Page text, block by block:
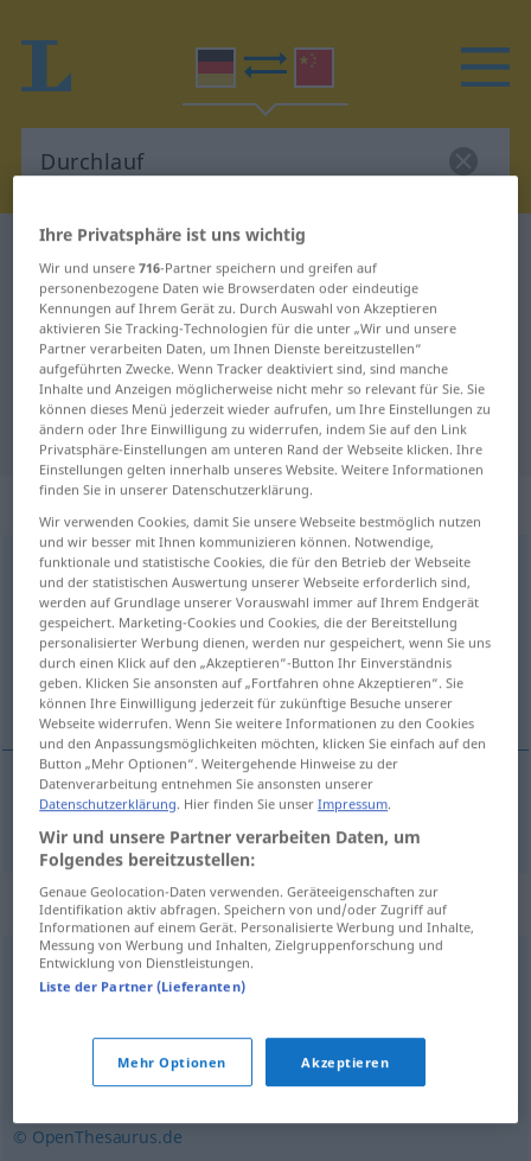
Deutsch-Chinesisch Wörterbuch
Deutsch-Chinesisch Übersetzung
für "Durchlauf"
"Durchlauf" Chinesisch
Übersetzung
„Durchlauf“: Maskulinum
Durchlaufm
Übersicht aller Übersetzungen
(Für mehr Details die Übersetzung anklicken/antippen)
程序
程序[chéngxù] Durchlauf
Synonyme für "Durchlauf"
Durchgang,Drittel (Eishockey)
Durchgang
© OpenThesaurus.de
Ihre Privatsphäre ist uns wichtig
Wir und unsere716-Partner speichern und greifen auf
personenbezogene Daten wie Browserdaten oder eindeutige
Kennungen auf Ihrem Gerät zu. Durch Auswahl von Akzeptieren
aktivieren Sie Tracking-Technologien für die unter „Wir und unsere
Partner verarbeiten Daten, um Ihnen Dienste bereitzustellen“
aufgeführten Zwecke. Wenn Tracker deaktiviert sind, sind manche
Inhalte und Anzeigen möglicherweise nicht mehr so relevant für Sie. Sie
können dieses Menü jederzeit wieder aufrufen, um Ihre Einstellungen zu
ändern oder Ihre Einwilligung zu widerrufen, indem Sie auf den Link
Privatsphäre-Einstellungen am unteren Rand der Webseite klicken. Ihre
Einstellungen gelten innerhalb unseres Website. Weitere Informationen
finden Sie in unserer Datenschutzerklärung.
Wir verwenden Cookies, damit Sie unsere Webseite bestmöglich nutzen
und wir besser mit Ihnen kommunizieren können. Notwendige,
funktionale und statistische Cookies, die für den Betrieb der Webseite
und der statistischen Auswertung unserer Webseite erforderlich sind,
werden auf Grundlage unserer Vorauswahl immer auf Ihrem Endgerät
gespeichert. Marketing-Cookies und Cookies, die der Bereitstellung
personalisierter Werbung dienen, werden nur gespeichert, wenn Sie uns
durch einen Klick auf den „Akzeptieren“-Button Ihr Einverständnis
geben. Klicken Sie ansonsten auf „Fortfahren ohne Akzeptieren“. Sie
können Ihre Einwilligung jederzeit für zukünftige Besuche unserer
Webseite widerrufen. Wenn Sie weitere Informationen zu den Cookies
und den Anpassungsmöglichkeiten möchten, klicken Sie einfach auf den
Button „Mehr Optionen“. Weitergehende Hinweise zu der
Datenverarbeitung entnehmen Sie ansonsten unserer
Datenschutzerklärung. Hier finden Sie unserImpressum.
Wir und unsere Partner verarbeiten Daten, um
Folgendes bereitzustellen:
Genaue Geolocation-Daten verwenden. Geräteeigenschaften zur
Identifikation aktiv abfragen. Speichern von und/oder Zugriff auf
Informationen auf einem Gerät. Personalisierte Werbung und Inhalte,
Messung von Werbung und Inhalten, Zielgruppenforschung und
Entwicklung von Dienstleistungen.
Liste der Partner (Lieferanten)
Mehr Optionen Akzeptieren